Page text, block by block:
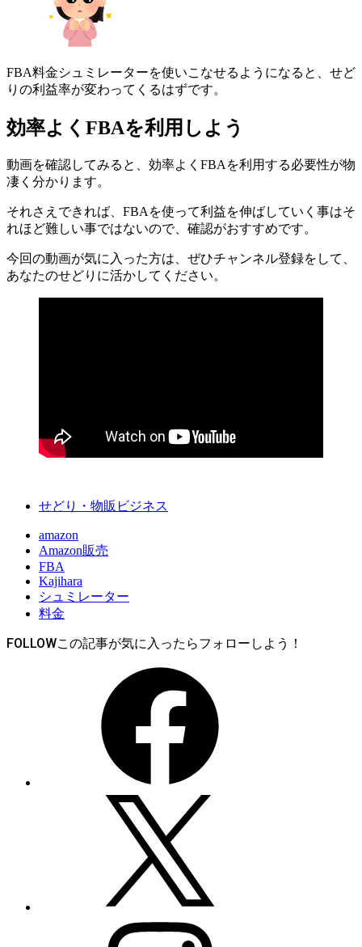
FBA料金シュミレーターを使いこなせるようになると、せど
りの利益率が変わってくるはずです。
効率よくFBAを利用しよう
動画を確認してみると、効率よくFBAを利用する必要性が物
凄く分かります。
それさえできれば、FBAを使って利益を伸ばしていく事はそ
れほど難しい事ではないので、確認がおすすめです。
今回の動画が気に入った方は、ぜひチャンネル登録をして、
あなたのせどりに活かしてください。
せどり・物販ビジネス
amazon
Amazon販売
FBA
Kajihara
シュミレーター
料金
FOLLOW